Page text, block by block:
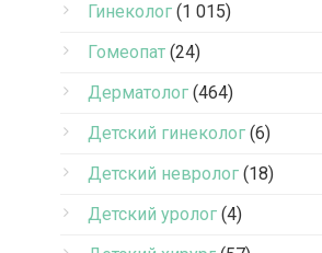
Гинеколог (1 015)
Гомеопат (24)
Дерматолог (464)
Детский гинеколог (6)
Детский невролог (18)
Детский уролог (4)